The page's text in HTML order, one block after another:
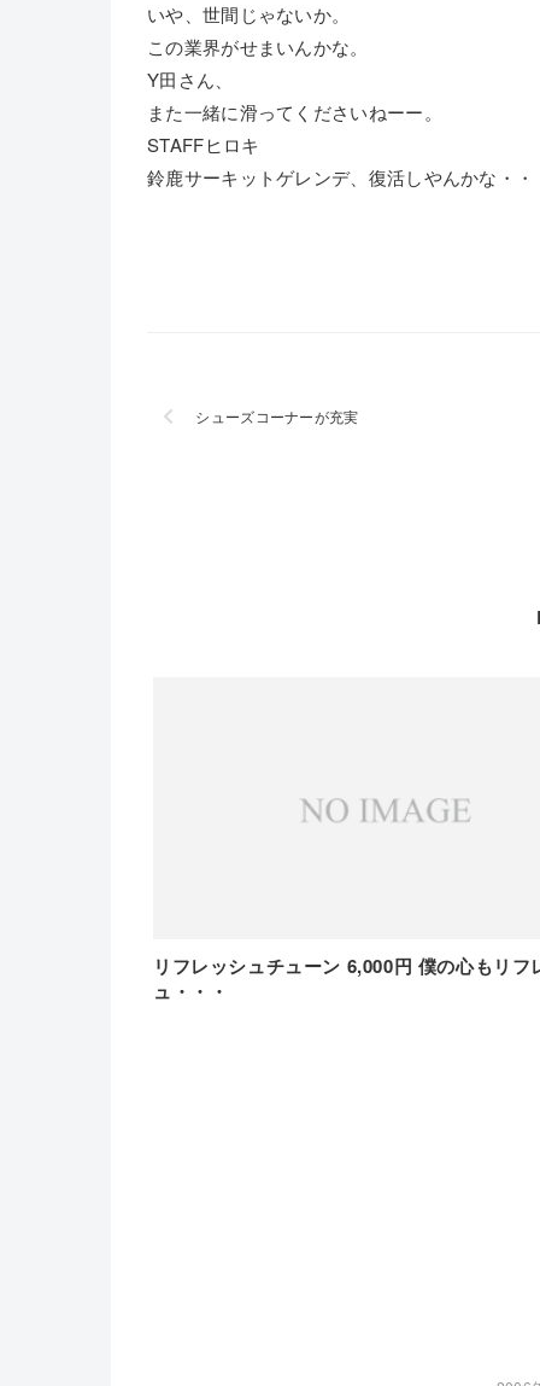
いや、世間じゃないか。
この業界がせまいんかな。
Y田さん、
また一緒に滑ってくださいねーー。
STAFFヒロキ
鈴鹿サーキットゲレンデ、復活しやんかな・・
シューズコーナーが充実
リフレッシュチューン 6,000円 僕の心もリフ
ュ・・・